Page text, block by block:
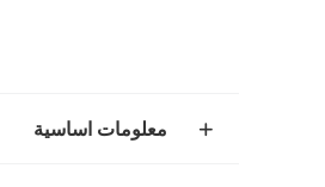
معلومات اساسية